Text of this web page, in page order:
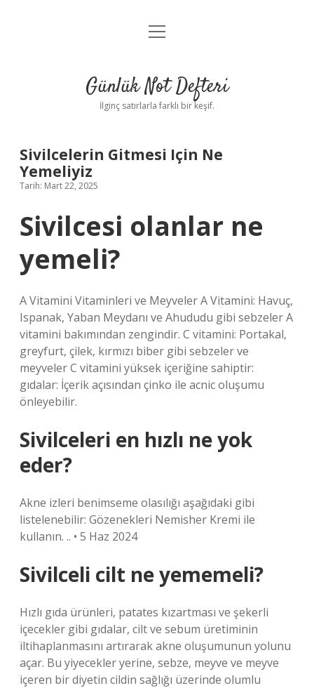
Anasayfa
Yasal Uyarı
menüyü
Günlük Not Defteri
İlginç satırlarla farklı bir keşif.
Sivilcelerin Gitmesi Için Ne
Yemeliyiz
Tarih: Mart 22, 2025
Sivilcesi olanlar ne
yemeli?
A Vitamini Vitaminleri ve Meyveler A Vitamini: Havuç,
Ispanak, Yaban Meydanı ve Ahududu gibi sebzeler A
vitamini bakımından zengindir. C vitamini: Portakal,
greyfurt, çilek, kırmızı biber gibi sebzeler ve
meyveler C vitamini yüksek içeriğine sahiptir:
gıdalar: İçerik açısından çinko ile acnic oluşumu
önleyebilir.
Sivilceleri en hızlı ne yok
eder?
Akne izleri benimseme olasılığı aşağıdaki gibi
listelenebilir: Gözenekleri Nemisher Kremi ile
kullanın. .. • 5 Haz 2024
Sivilceli cilt ne yememeli?
Hızlı gıda ürünleri, patates kızartması ve şekerli
içecekler gibi gıdalar, cilt ve sebum üretiminin
iltihaplanmasını artırarak akne oluşumunun yolunu
açar. Bu yiyecekler yerine, sebze, meyve ve meyve
içeren bir diyetin cildin sağlığı üzerinde olumlu